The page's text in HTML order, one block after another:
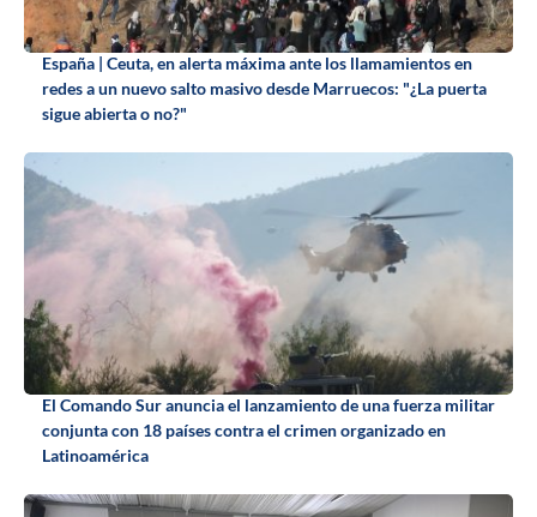
España | Ceuta, en alerta máxima ante los llamamientos en
redes a un nuevo salto masivo desde Marruecos: "¿La puerta
sigue abierta o no?"
El Comando Sur anuncia el lanzamiento de una fuerza militar
conjunta con 18 países contra el crimen organizado en
Latinoamérica